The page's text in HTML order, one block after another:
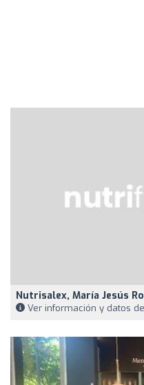
Nutrisalex, María Jesús
Ver información y datos